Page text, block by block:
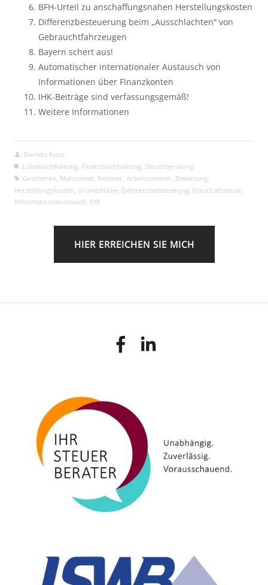
BFH-Urteil zu anschaffungsnahen Herstellungskosten
Differenzbesteuerung beim „Ausschlachten“ von
Gebrauchtfahrzeugen
Bayern schert aus!
Automatischer internationaler Austausch von
Informationen über Finanzkonten
IHK-Beiträge sind verfassungsgemäß!
Weitere Informationen
Daniela Kunz
Lohnbuchhaltung Finanzbuchhaltung Steuerberatung
Geschenke, Mahlzeiten Rentner Arbeitszimmer Bewirtung
Herstellungskosten Grundstücke Differenzbesteuerung Erbschaftsteuer
Informationsaustausch IHK
HIER ERREICHEN SIE MICH